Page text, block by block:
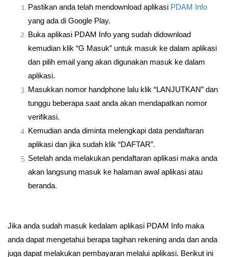
Pastikan anda telah mendownload aplikasi PDAM Info
yang ada di Google Play.
Buka aplikasi PDAM Info yang sudah didownload
kemudian klik “G Masuk” untuk masuk ke dalam aplikasi
dan pilih email yang akan digunakan masuk ke dalam
aplikasi.
Masukkan nomor handphone lalu klik “LANJUTKAN” dan
tunggu beberapa saat anda akan mendapatkan nomor
verifikasi.
Kemudian anda diminta melengkapi data pendaftaran
aplikasi dan jika sudah klik “DAFTAR”.
Setelah anda melakukan pendaftaran aplikasi maka anda
akan langsung masuk ke halaman awal aplikasi atau
beranda.
Jika anda sudah masuk kedalam aplikasi PDAM Info maka
anda dapat mengetahui berapa tagihan rekening anda dan anda
juga dapat melakukan pembayaran melalui aplikasi. Berikut ini